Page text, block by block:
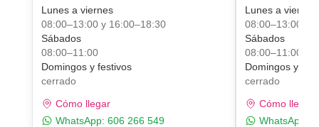
Lunes a viernes
08:00–13:00 y 16:00–18:30
Sábados
08:00–11:00
Domingos y festivos
cerrado
Cómo llegar
WhatsApp: 606 266 549
Lunes a viernes
08:00–13:00 y
Sábados
08:00–11:00
Domingos y
cerrado
Cómo llegar
WhatsApp: